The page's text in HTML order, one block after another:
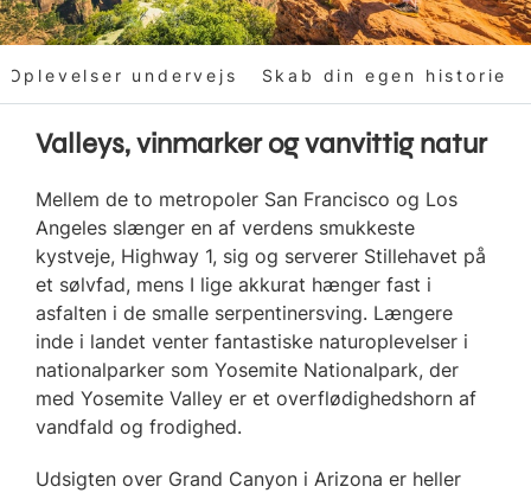
Oplevelser undervejs Skab din egen historie
Valleys, vinmarker og vanvittig natur
Mellem de to metropoler San Francisco og Los
Angeles slænger en af verdens smukkeste
kystveje, Highway 1, sig og serverer Stillehavet på
et sølvfad, mens I lige akkurat hænger fast i
asfalten i de smalle serpentinersving. Længere
inde i landet venter fantastiske naturoplevelser i
nationalparker som Yosemite Nationalpark, der
med Yosemite Valley er et overflødighedshorn af
vandfald og frodighed.
Udsigten over Grand Canyon i Arizona er heller